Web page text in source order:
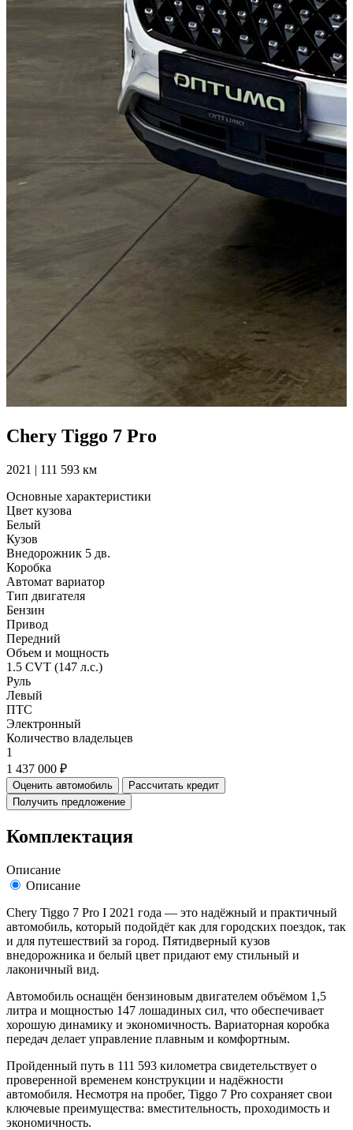
Chery Tiggo 7 Pro
2021 | 111 593 км
Основные характеристики
Цвет кузова
Белый
Кузов
Внедорожник 5 дв.
Коробка
Автомат вариатор
Тип двигателя
Бензин
Привод
Передний
Объем и мощность
1.5 CVT (147 л.с.)
Руль
Левый
ПТС
Электронный
Количество владельцев
1
1 437 000 ₽
Оценить автомобиль
Рассчитать кредит
Получить предложение
Комплектация
Описание
Описание
Chery Tiggo 7 Pro I 2021 года — это надёжный и практичный
автомобиль, который подойдёт как для городских поездок, так
и для путешествий за город. Пятидверный кузов
внедорожника и белый цвет придают ему стильный и
лаконичный вид.
Автомобиль оснащён бензиновым двигателем объёмом 1,5
литра и мощностью 147 лошадиных сил, что обеспечивает
хорошую динамику и экономичность. Вариаторная коробка
передач делает управление плавным и комфортным.
Пройденный путь в 111 593 километра свидетельствует о
проверенной временем конструкции и надёжности
автомобиля. Несмотря на пробег, Tiggo 7 Pro сохраняет свои
ключевые преимущества: вместительность, проходимость и
экономичность.